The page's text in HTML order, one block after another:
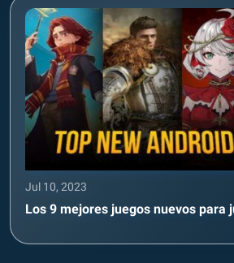
Jul 10, 2023
Los 9 mejores juegos nuevos para